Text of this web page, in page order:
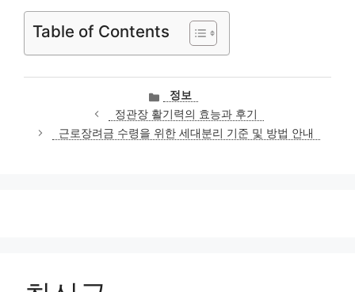
Table of Contents
카
테
고
리
정보
정관장 활기력의 효능과 후기
근로장려금 수령을 위한 세대분리 기준 및 방법 안내